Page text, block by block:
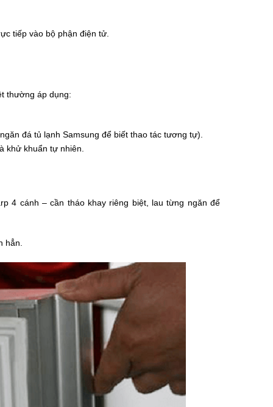
tiếp vào bộ phận điện tử.
thường áp dụng:
đá tủ lạnh Samsung để biết thao tác tương tự).
khử khuẩn tự nhiên.
4 cánh – cần tháo khay riêng biệt, lau từng ngăn để
hẳn.